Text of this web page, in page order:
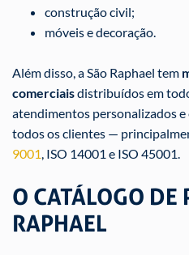
construção civil;
móveis e decoração.
Além disso, a São Raphael tem
comerciaisdistribuídos em
atendimentos personalizados
todos os clientes —
9001, ISO 14001 e ISO 45001.
O CATÁLOGO DE
RAPHAEL